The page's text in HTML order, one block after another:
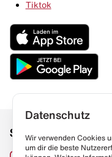
Tiktok
Social Media
Datenschutz
Wir verwenden Cookies
um dir die beste